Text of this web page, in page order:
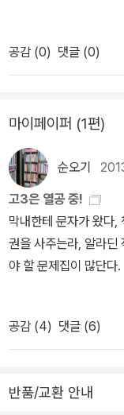
공감 (0) 댓글 (0)
마이페이퍼 (1편)
순오기
고3은 열공 중!
막내한테 문자가 왔다,
권을 사주는라, 알라딘
공감 (4) 댓글 (6)
반품/교환 안내